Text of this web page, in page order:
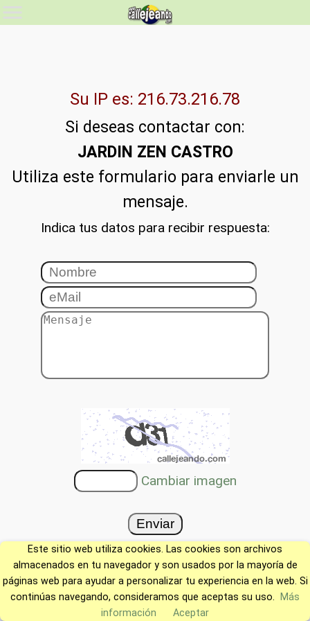
Su IP es: 216.73.216.78
Si deseas contactar con:
JARDIN ZEN CASTRO
Utiliza este formulario para enviarle un
mensaje.
Indica tus datos para recibir respuesta:
Cambiar imagen
Este sitio web utiliza cookies. Las cookies son archivos
almacenados en tu navegador y son usados por la mayoría de
páginas web para ayudar a personalizar tu experiencia en la web. Si
continúas navegando, consideramos que aceptas su uso.
Más
información
Aceptar